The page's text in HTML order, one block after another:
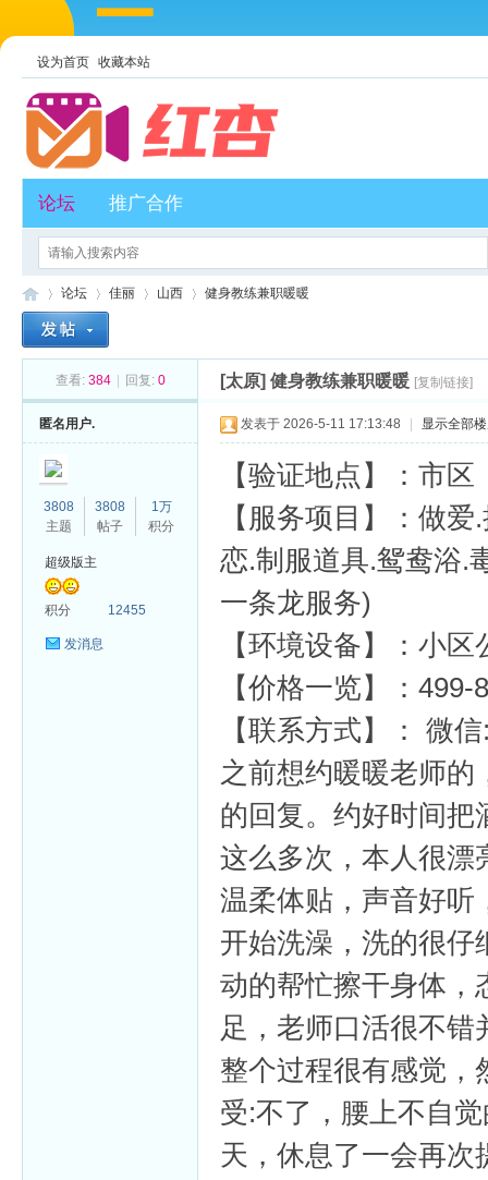
设为首页 收藏本站
论坛 推广合作
论坛
›
佳丽
›
山西 健身教练兼职暖暖
查看: 384 回复: 0 [太原]健身教练兼职暖暖 [复制链接]
匿名用户.
3808
主题
3808
帖子
1万
积分
超级版主
积分 12455
发消息
发表于 2026-5-11 17:13:48 显示全部
【验证地点】：市区
【服务项目】：做
恋.制服道具.鸳鸯浴.
一条龙服务)
【环境设备】：小区
【价格一览】：499-
【联系方式】： 微
之前想约暖暖老师
的回复。约好时间把
这么多次，本人很漂
温柔体贴，声音好听
开始洗澡，洗的很仔
动的帮忙擦干身体，
足，老师口活很不
整个过程很有感觉，
受:不了，腰上不自
天，休息了一会再